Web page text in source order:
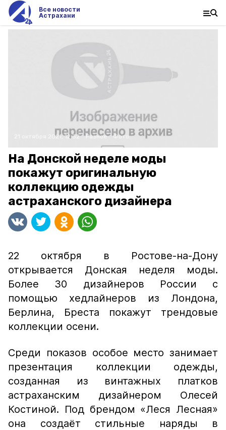
Все новости
Астрахани
21 октября 2021, 12:32 Разное Фото:
На Донской неделе моды
покажут оригинальную
коллекцию одежды
астраханского дизайнера
22 октября в Ростове-на-Дону
открывается Донская неделя моды.
Более 30 дизайнеров России с
помощью хедлайнеров из Лондона,
Берлина, Бреста покажут трендовые
коллекции осени.
Среди показов особое место занимает
презентация коллекции одежды,
созданная из винтажных платков
астраханским дизайнером Олесей
Костиной. Под брендом «Леся Лесная»
она создаёт стильные наряды в